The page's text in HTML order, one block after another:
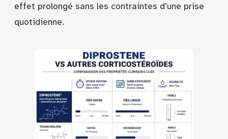
effet prolongé sans les contraintes d’une prise
quotidienne.